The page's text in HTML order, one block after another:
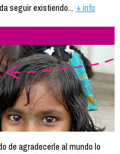
seguir existiendo... + info
de agradecerle al mundo lo